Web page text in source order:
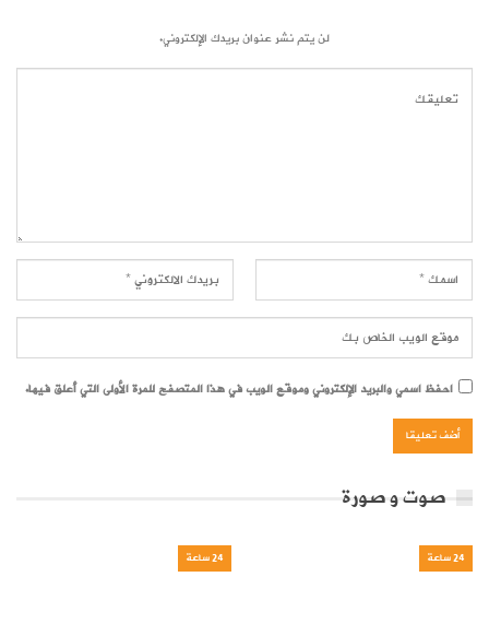
لن يتم نشر عنوان بريدك الإلكتروني.
احفظ اسمي والبريد الإلكتروني وموقع الويب في هذا المتصفح للمرة الأولى التي أعلق فيها.
صوت و صورة
24 ساعة 24 ساعة